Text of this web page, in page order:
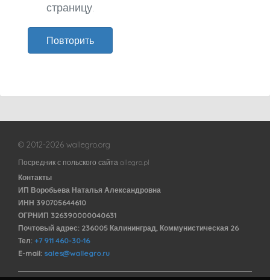
страницу.
Повторить
© 2012-2026 wallegro.org
Посредник с польского сайта allegro.pl
Контакты
ИП Воробьева Наталья Александровна
ИНН 390705644610
ОГРНИП 326390000040631
Почтовый адрес: 236005 Калининград, Коммунистическая 26
Тел: +7 911 460-30-16
E-mail: sales@wallegro.ru